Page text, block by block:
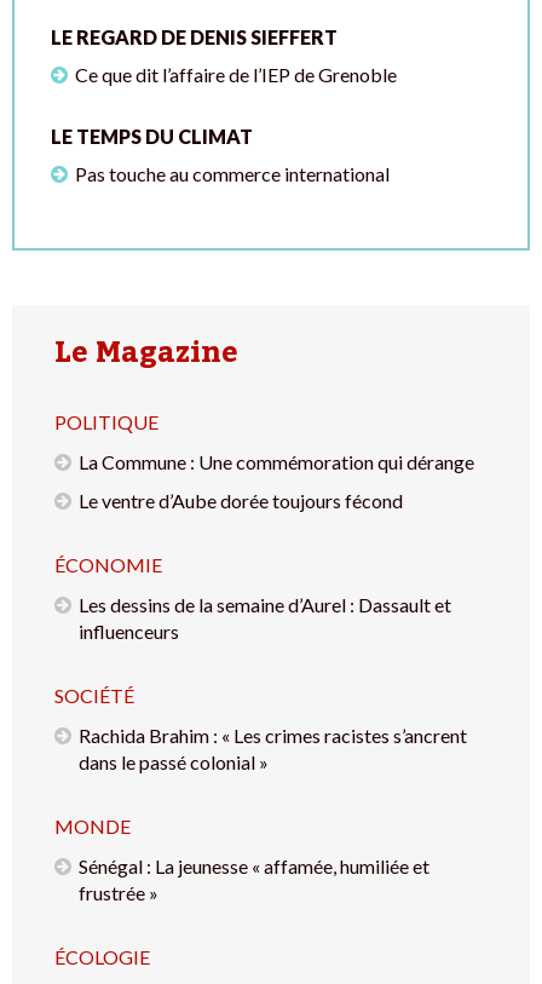
LE REGARD DE DENIS SIEFFERT
Ce que dit l’affaire de l’IEP de Grenoble
LE TEMPS DU CLIMAT
Pas touche au commerce international
Le Magazine
POLITIQUE
La Commune : Une commémoration qui dérange
Le ventre d’Aube dorée toujours fécond
ÉCONOMIE
Les dessins de la semaine d’Aurel : Dassault et
influenceurs
SOCIÉTÉ
Rachida Brahim : « Les crimes racistes s’ancrent
dans le passé colonial »
MONDE
Sénégal : La jeunesse « affamée, humiliée et
frustrée »
ÉCOLOGIE